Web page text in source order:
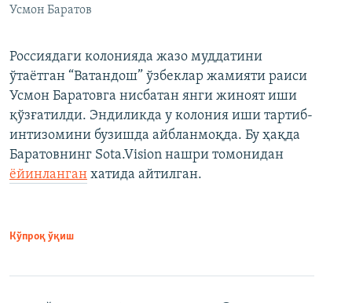
Усмон Баратов
Россиядаги колонияда жазо муддатини
ўтаётган “Ватандош” ўзбеклар жамияти раиси
Усмон Баратовга нисбатан янги жиноят иши
қўзғатилди. Эндиликда у колония иши тартиб-
интизомини бузишда айбланмоқда. Бу ҳақда
Баратовнинг Sota.Vision нашри томонидан
ёйинланган хатида айтилган.
Кўпроқ ўқиш